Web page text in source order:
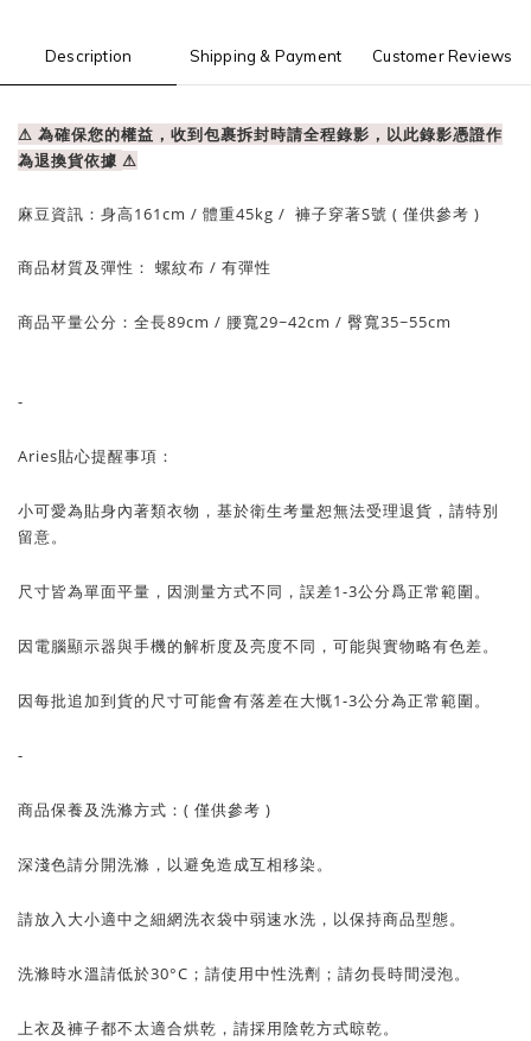
Description Shipping & Payment Customer Reviews
⚠ 為確保您的權益，收到包裹拆封時請全程錄影，以此錄影憑證作
為退換貨依據 ⚠
麻豆資訊： 身高161cm / 體重45kg / 褲子穿著S號 ( 僅供參考 )
商品材質及彈性： 螺紋布 / 有彈性
商品平量公分：全長89cm / 腰寬29~42cm / 臀寬35~55cm
-
Aries貼心提醒事項：
小可愛為貼身內著類衣物，基於衛生考量恕無法受理退貨，請特別
留意。
尺寸皆為單面平量，因測量方式不同，誤差1-3公分爲正常範圍。
因電腦顯示器與手機的解析度及亮度不同，可能與實物略有色差。
因每批追加到貨的尺寸可能會有落差在大慨1-3公分為正常範圍。
-
商品保養及洗滌方式：( 僅供參考 )
深淺色請分開洗滌，以避免造成互相移染。
請放入大小適中之細網洗衣袋中弱速水洗，以保持商品型態。
洗滌時水溫請低於30°C；請使用中性洗劑；請勿長時間浸泡。
上衣及褲子都不太適合烘乾，請採用陰乾方式晾乾。